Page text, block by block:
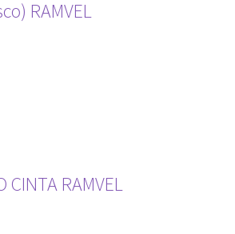
RAMVEL
CINTA RAMVEL